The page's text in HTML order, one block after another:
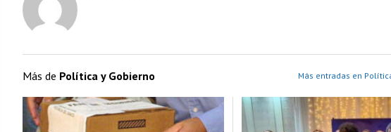
Más de Política y Gobierno Más entradas en